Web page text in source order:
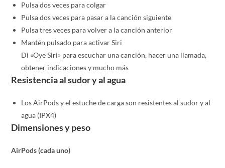
Pulsa dos veces para colgar
Pulsa dos veces para pasar a la canción siguiente
Pulsa tres veces para volver a la canción anterior
Mantén pulsado para activar Siri
Di «Oye Siri» para escuchar una canción, hacer una llamada,
obtener indicaciones y mucho más
Resistencia al sudor y al agua
Los AirPods y el estuche de carga son resistentes al sudor y al
agua (IPX4)
Dimensiones y peso
AirPods (cada uno)